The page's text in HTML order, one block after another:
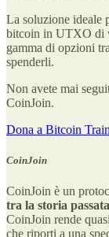
La soluzione ideale
bitcoin in UTXO di
gamma di opzioni
spenderli.
Non avete mai
CoinJoin.
Dona a Bitcoin
CoinJoin
CoinJoin è un
tra la storia
CoinJoin rende
che riporti a una